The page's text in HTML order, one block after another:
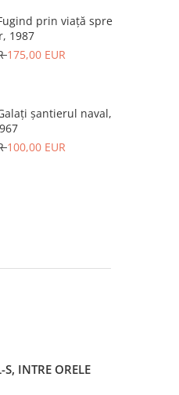
prin viață spre
1987
175,00 EUR
șantierul naval,
100,00 EUR
S, INTRE ORELE